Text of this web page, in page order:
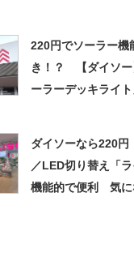
220円でソーラー機
き！？ 【ダイソー
ーラーデッキライ
ダイソーなら220
／LED切り替え「
機能的で便利 気に